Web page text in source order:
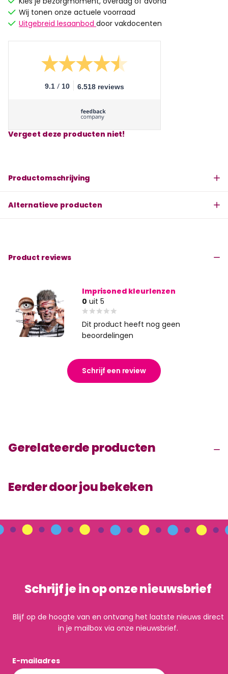
Wij tonen onze actuele voorraad
Uitgebreid lesaanbod door vakdocenten
9.1 / 10 6.518 reviews
Vergeet deze producten niet!
Productomschrijving
Alternatieve producten
Product reviews
Imprisoned kleurlenzen
0 uit 5
Dit product heeft nog geen
beoordelingen
Schrijf een review
Gerelateerde producten
Eerder door jou bekeken
Schrijf je in op onze nieuwsbrief
Blijf op de hoogte van en ontvang het laatste nieuws direct
in je mailbox via onze nieuwsbrief.
E-mailadres